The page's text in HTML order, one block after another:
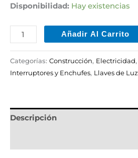
Disponibilidad: Hay existencias
Añadir Al Carrito
Categorías: Construcción, Electricidad,
Interruptores y Enchufes, Llaves de Luz
Descripción